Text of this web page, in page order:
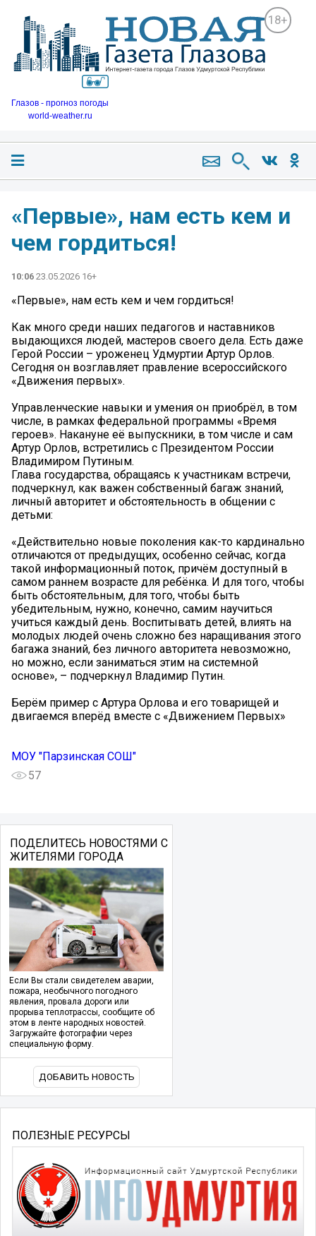
18+
Глазов - прогноз погоды
world-weather.ru
«Первые», нам есть кем и
чем гордиться!
10:06 23.05.2026 16+
«Первые», нам есть кем и чем гордиться!
Как много среди наших педагогов и наставников
выдающихся людей, мастеров своего дела. Есть даже
Герой России – уроженец Удмуртии Артур Орлов.
Сегодня он возглавляет правление всероссийского
«Движения первых».
Управленческие навыки и умения он приобрёл, в том
числе, в рамках федеральной программы «Время
героев». Накануне её выпускники, в том числе и сам
Артур Орлов, встретились с Президентом России
Владимиром Путиным.
Глава государства, обращаясь к участникам встречи,
подчеркнул, как важен собственный багаж знаний,
личный авторитет и обстоятельность в общении с
детьми:
«Действительно новые поколения как-то кардинально
отличаются от предыдущих, особенно сейчас, когда
такой информационный поток, причём доступный в
самом раннем возрасте для ребёнка. И для того, чтобы
быть обстоятельным, для того, чтобы быть
убедительным, нужно, конечно, самим научиться
учиться каждый день. Воспитывать детей, влиять на
молодых людей очень сложно без наращивания этого
багажа знаний, без личного авторитета невозможно,
но можно, если заниматься этим на системной
основе», – подчеркнул Владимир Путин.
Берём пример с Артура Орлова и его товарищей и
двигаемся вперёд вместе с «Движением Первых»
МОУ "Парзинская СОШ"
57
ПОДЕЛИТЕСЬ НОВОСТЯМИ С
ЖИТЕЛЯМИ ГОРОДА
Если Вы стали свидетелем аварии,
пожара, необычного погодного
явления, провала дороги или
прорыва теплотрассы, сообщите об
этом в ленте народных новостей.
Загружайте фотографии через
специальную форму.
ДОБАВИТЬ НОВОСТЬ
ПОЛЕЗНЫЕ РЕСУРСЫ